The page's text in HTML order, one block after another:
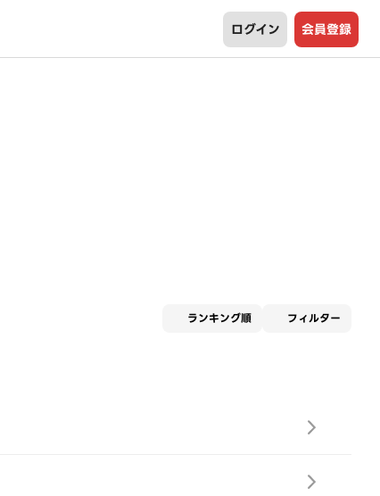
ログイン 会員登録
ランキング順 フィルター